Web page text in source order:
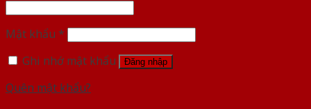
Mật khẩu *
Ghi nhớ mật khẩu
Đăng nhập
Quên mật khẩu?